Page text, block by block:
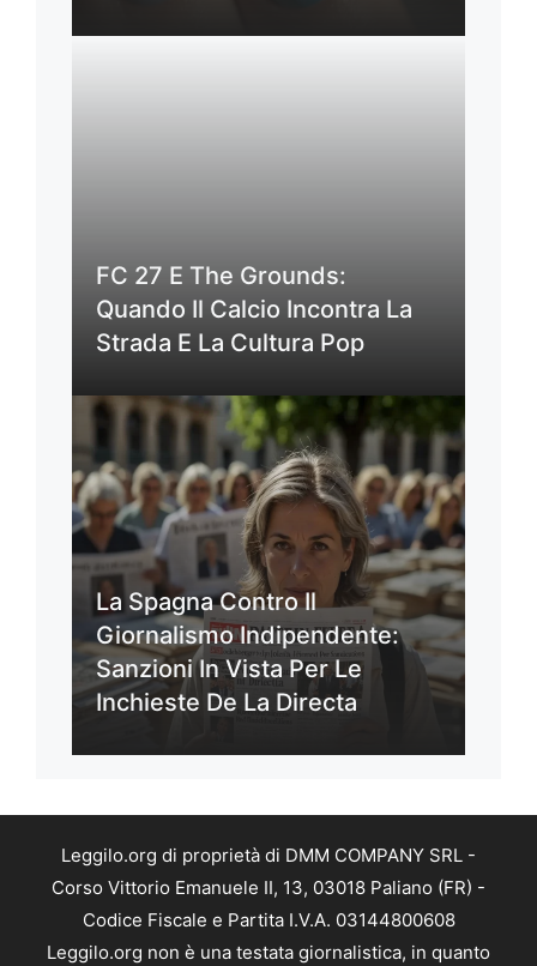
FC 27 E The Grounds:
Quando Il Calcio Incontra La
Strada E La Cultura Pop
La Spagna Contro Il
Giornalismo Indipendente:
Sanzioni In Vista Per Le
Inchieste De La Directa
Leggilo.org di proprietà di DMM COMPANY SRL -
Corso Vittorio Emanuele II, 13, 03018 Paliano (FR) -
Codice Fiscale e Partita I.V.A. 03144800608
Leggilo.org non è una testata giornalistica, in quanto